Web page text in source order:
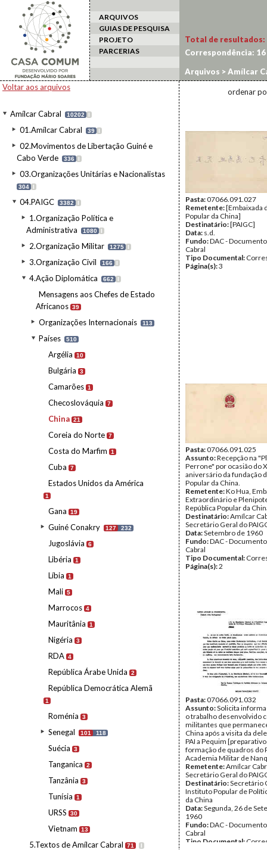
ARQUIVOS
GUIAS DE PESQUISA
PROJETO
PARCERIAS
Voltar aos arquivos
Amílcar Cabral 10202 I
01.Amílcar Cabral 39 I
02.Movimentos de Libertação Guiné e
Cabo Verde
336 I
03.Organizações Unitárias e Nacionalistas
304 I
04.PAIGC 3382 I
1.Organização Política e
Administrativa
1080 I
2.Organização Militar 1275 I
3.Organização Civil 166 I
4.Ação Diplomática 662 I
Mensagens aos Chefes de Estado
Africanos 39
Organizações Internacionais 113
Países 510
Argélia 10
Bulgária 3
Camarões 1
Checoslováquia 7
China 21
Coreia do Norte 7
Costa do Marfim 1
Cuba 7
Estados Unidos da América
1
Gana 19
Guiné Conakry 127 232
Jugoslávia 6
Libéria 1
Líbia 1
Mali 5
Marrocos 4
Mauritânia 1
Nigéria 3
RDA 4
República Árabe Unida 2
República Democrática Alemã
1
Roménia 3
Senegal 101 118
Suécia 3
Tanganica 2
Tanzânia 3
Tunísia 1
URSS 30
Vietnam 13
5.Textos de Amílcar Cabral 71 I
Total de resultados:
Correspondência: 16
Arquivos >Amílcar
ordenar
Pasta:07066.091.027
Remetente:[Embaixada
Popular da China]
Destinatário:[PAIGC]
Data: s.d.
Fundo:DAC -
Cabral
Tipo Documental:
Página(s):3
Pasta:07066.091.025
Assunto:Recepção na
Perrone" por ocasião do
aniversário da fundação
Popular da China.
Remetente:Ko Hua,
Extraordinário e
República Popular da
Destinatário:Amílcar
Secretário Geral do
Data:Setembro de 1960
Fundo:DAC -
Cabral
Tipo Documental:
Página(s):2
Pasta:07066.091.032
Assunto:Solicita
o trabalho desenvolvido
militantes que
China após a visita da
PAI a Pequim
formação de quadros do
Academia Militar de
Remetente:Amílcar
Secretário Geral do
Destinatário:Secretário
Instituto Popular de
da China
Data:Segunda, 26 de
1960
Fundo:DAC -
Cabral
Tipo Documental: